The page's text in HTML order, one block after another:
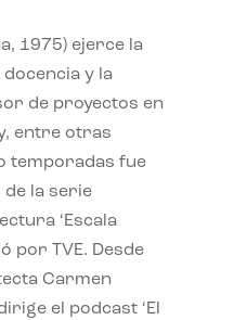
1975) ejerce la
y la
de proyectos en
y, entre otras
temporadas fue
la serie
‘Escala
por TVE. Desde
Carmen
el podcast ‘El